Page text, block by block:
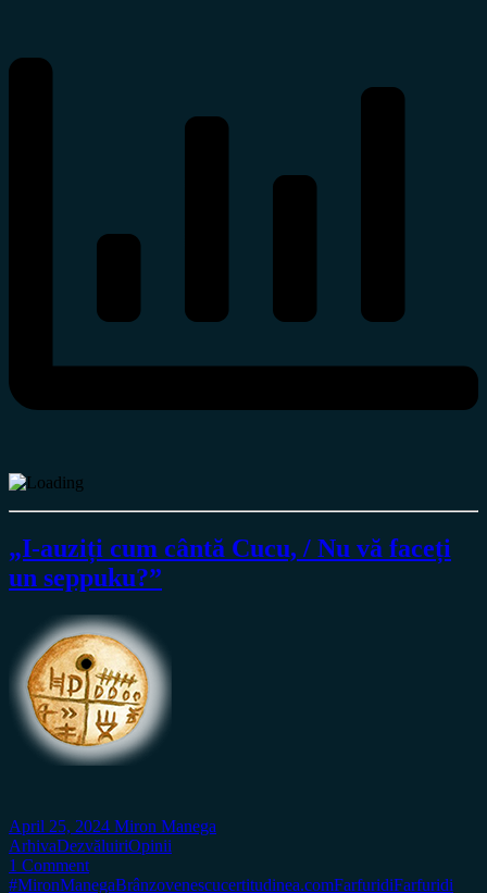
„I-auziți cum cântă Cucu, / Nu vă faceți
un seppuku?”
April 25, 2024 Miron Manega
ArhivaDezvăluiriOpinii
1 Comment
#MironManegaBrânzovenescucertitudinea.comFarfuridiFarfuridi